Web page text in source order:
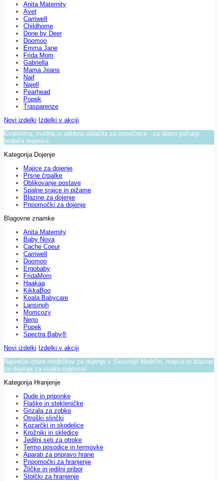
Anita Maternity
Avet
Carriwell
Childhome
Done by Deer
Doomoo
Emma Jane
Frida Mom
Gabriella
Mama Jeans
Naif
Najell
Pearhead
Popek
Trasparenze
Novi izdelki Izdelki v akciji
Kvalitetna, modna in udobna oblačila za nosečnice - za dobro počutje
bodoče mamice.
Kategorija Dojenje
Majice za dojenje
Prsne črpalke
Oblikovanje postave
Spalne srajce in pižame
Blazine za dojenje
Pripomočki za dojenje
Blagovne znamke
Anita Maternity
Baby Nova
Cache Coeur
Carriwell
Doomoo
Ergobaby
FridaMom
Haakaa
KikkaBoo
Koala Babycare
Lansinoh
Momcozy
Neno
Popek
Spectra Baby®
Novi izdelki Izdelki v akciji
Največja izbira modrčkov za dojenje v Sloveniji! Nedrčki, majice in blazine
za dojenje za vsako mamico!
Kategorija Hranjenje
Dude in priponke
Flaške in stekleničke
Grizala za zobke
Otroški slinčki
Kozarčki in skodelice
Krožniki in skledice
Jedilni seti za otroke
Termo posodice in termovke
Aparati za pripravo hrane
Pripomočki za hranjenje
Žličke in jedilni pribor
Stolčki za hranjenje